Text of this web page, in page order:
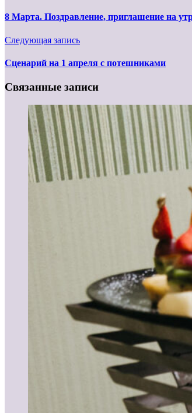
8 Марта. Поздравление, приглашение на
Следующая запись
Сценарий на 1 апреля с потешниками
Связанные записи